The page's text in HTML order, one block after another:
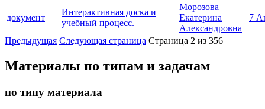
документ
Интерактивная доска и
учебный процесс.
Морозова
Екатерина
Александровна
7
Предыдущая Следующая страница Страница 2 из 356
Материалы по типам и задачам
по типу материала